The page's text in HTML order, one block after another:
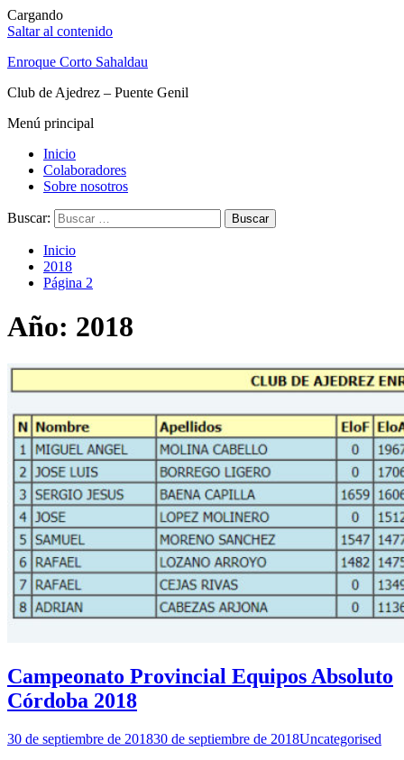
Cargando
Saltar al contenido
Enroque Corto Sahaldau
Club de Ajedrez – Puente Genil
Menú principal
Inicio
Colaboradores
Sobre nosotros
Buscar:
Inicio
2018
Página 2
Año: 2018
Campeonato Provincial Equipos Absoluto
Córdoba 2018
30 de septiembre de 201830 de septiembre de 2018Uncategorised